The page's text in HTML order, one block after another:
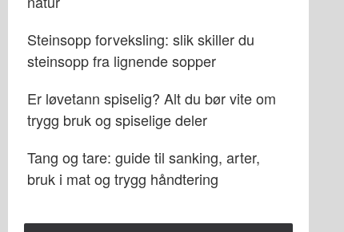
Steinsopp forveksling: slik skiller du
steinsopp fra lignende sopper
Er løvetann spiselig? Alt du bør vite om
trygg bruk og spiselige deler
Tang og tare: guide til sanking, arter,
bruk i mat og trygg håndtering